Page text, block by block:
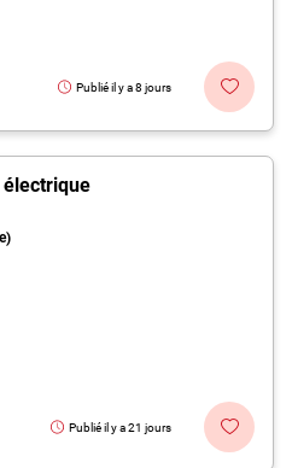
Publié il y a 8 jours
Publié il y a 21 jours